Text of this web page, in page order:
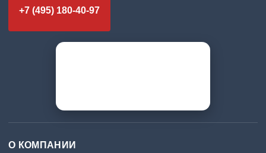
+7 (495) 180-40-97
О КОМПАНИИ